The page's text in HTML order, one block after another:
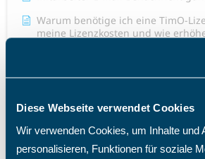
Diese Webseite verwendet Cookies
Wir verwenden Cookies, um Inhalte und
personalisieren, Funktionen für soziale
Warum benötige ich eine TimO-
meine Lizenzkosten und wie
Warum fehlen mir bestimmte
Einträge im Menü?
Was passiert nach einer Löschung
Welche Import- und
TimO?